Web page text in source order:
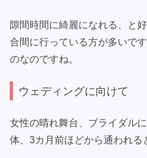
隙間時間に綺麗になれる、と
合間に行っている方が多いで
のなのですね。
ウェディングに向けて
女性の晴れ舞台、ブライダル
体、3カ月前ほどから通われる